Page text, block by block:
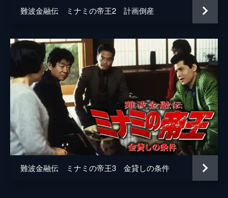
難波金融伝 ミナミの帝王2 計画倒産
難波金融伝 ミナミの帝王3 金貸しの条件